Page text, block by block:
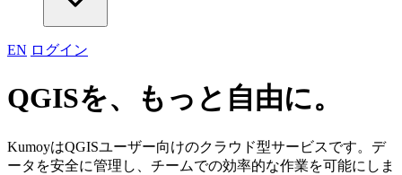
EN ログイン
QGISを、​もっと自由に。
KumoyはQGISユーザー向けの​クラウド型サービスです。​デ
ータを安全に管理し、​チームでの効率的な作業を可能にしま